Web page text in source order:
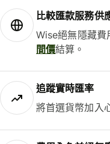
比較匯款服務供
Wise絕無隱藏費
間價結算。
追蹤實時匯率
將首選貨幣加入